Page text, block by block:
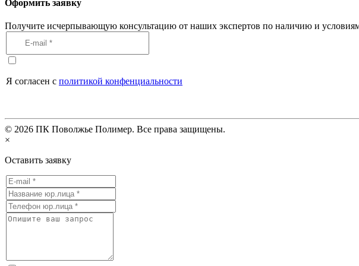
Оформить заявку
Получите исчерпывающую консультацию от наших экспертов по наличию и
Я согласен с политикой конфенциальности
© 2026 ПК Поволжье Полимер. Все права защищены.
×
Оставить заявку